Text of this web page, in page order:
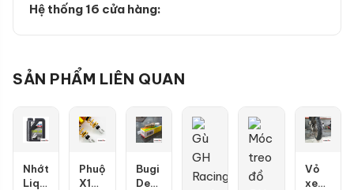
Hệ thống 16 cửa hàng:
SẢN PHẨM LIÊN QUAN
Nhớt
Liqui
Phuộc
X1R
Bugi
Denso
Vỏ
xe